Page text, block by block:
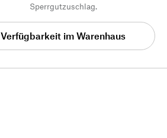
Sperrgutzuschlag.
Verfügbarkeit im Warenhaus